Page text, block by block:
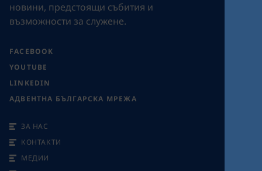
новини, предстоящи събития и
възможности за служене.
FACEBOOK
YOUTUBE
LINKEDIN
АДВЕНТНА БЪЛГАРСКА МРЕЖА
ЗА НАС
КОНТАКТИ
МЕДИИ